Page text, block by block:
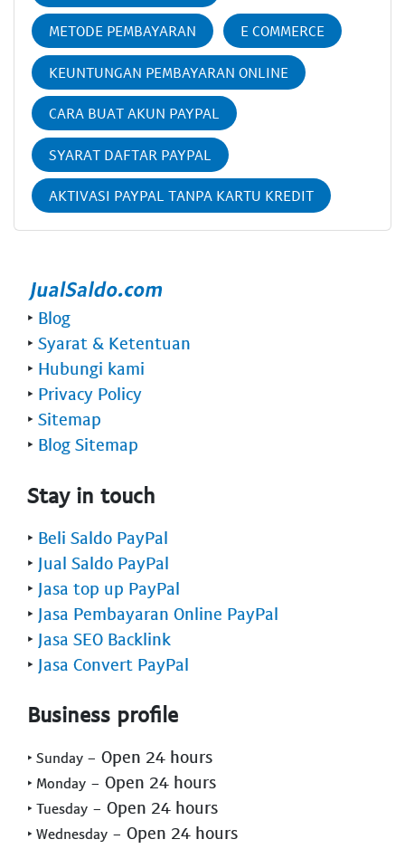
METODE PEMBAYARAN E COMMERCE
KEUNTUNGAN PEMBAYARAN ONLINE
CARA BUAT AKUN PAYPAL
SYARAT DAFTAR PAYPAL
AKTIVASI PAYPAL TANPA KARTU KREDIT
‣ Blog
‣ Syarat & Ketentuan
‣ Hubungi kami
‣ Privacy Policy
‣ Sitemap
‣ Blog Sitemap
Stay in touch
‣ Beli Saldo PayPal
‣ Jual Saldo PayPal
‣ Jasa top up PayPal
‣ Jasa Pembayaran Online PayPal
‣ Jasa SEO Backlink
‣ Jasa Convert PayPal
Business profile
‣ Sunday - Open 24 hours
‣ Monday - Open 24 hours
‣ Tuesday - Open 24 hours
‣ Wednesday - Open 24 hours